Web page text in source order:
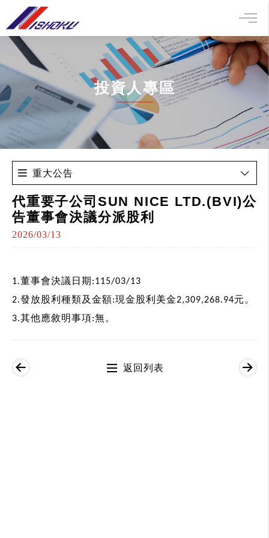
投資人專區
重大公告
代重要子公司SUN NICE LTD.(BVI)公
告董事會決議分派股利
2026/03/13
1.董事會決議日期 :115/03/13
2.發放股利種類及金額:現金股利美金2,309,268.94元。
3.其他應敘明事項 :無。
返回列表